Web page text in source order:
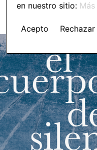
en nuestro sitio:
Acepto Rechazar